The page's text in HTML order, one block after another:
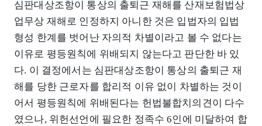
심판대상조항이 통상의 출퇴근 재해를 산재보험법상
업무상 재해로 인정하지 아니한 것은 입법자의 입법
형성 한계를 벗어난 자의적 차별이라고 볼 수 없다는
이유로 평등원칙에 위배되지 않는다고 판단한 바 있
다. 이 결정에서는 심판대상조항이 통상의 출퇴근 재
해를 당한 근로자를 합리적 이유 없이 차별하는 것이
어서 평등원칙에 위배된다는 헌법불합치의견이 다수
였으나, 위헌선언에 필요한 정족수 6인에 미달하여 합